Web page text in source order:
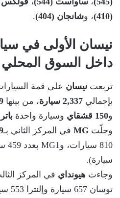
(410)
، وشانجان (404) .
نيسان الأولى في
داخل السوق المحلي
تربعت نيسان على قمة
بإجمالي 2,337 سيارة ، من بينها
و150 قشقاي وسيارة واحدة
وحلّت MG في المركز الثاني بـ
سيارة).
وجاءت هيونداي في المركز
توسان 657 سيارة وإلنترا 553 سيارة)، تلتها